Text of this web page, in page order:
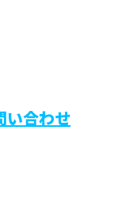
い合わせ